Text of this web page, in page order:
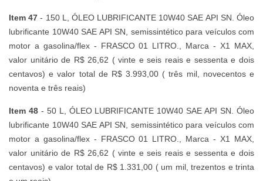
Item 47 - 150 L, ÓLEO LUBRIFICANTE 10W40 SAE API SN. Óleo
lubrificante 10W40 SAE API SN, semissintético para veículos com
motor a gasolina/flex - FRASCO 01 LITRO., Marca - X1 MAX,
valor unitário de R$ 26,62 ( vinte e seis reais e sessenta e dois
centavos) e valor total de R$ 3.993,00 ( três mil, novecentos e
noventa e três reais)
Item 48- 50 L, ÓLEO LUBRIFICANTE 10W40 SAE API SN. Óleo
lubrificante 10W40 SAE API SN, semissintético para veículos com
motor a gasolina/flex - FRASCO 01 LITRO., Marca - X1 MAX,
valor unitário de R$ 26,62 ( vinte e seis reais e sessenta e dois
centavos) e valor total de R$ 1.331,00 ( um mil, trezentos e trinta